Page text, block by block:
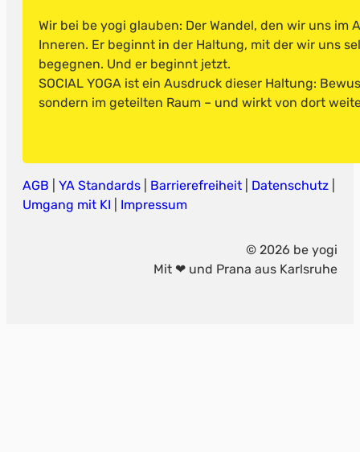
Wir bei be yogi glauben: Der Wandel, den wir uns im
Inneren. Er beginnt in der Haltung, mit der wir uns
begegnen. Und er beginnt jetzt.
SOCIAL YOGA ist ein Ausdruck dieser Haltung:
sondern im geteilten Raum – und wirkt von dort
AGB YA Standards Barrierefreiheit Datenschutz
Umgang mit KI
Impressum
© 2026 be yogi
Mit ❤ und Prana aus Karlsruhe